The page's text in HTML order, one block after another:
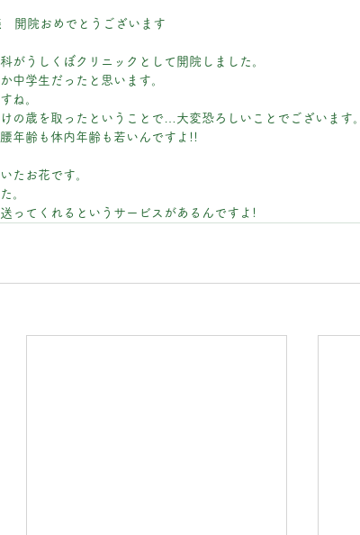
開院おめでとうございます
がうしくぼクリニックとして開院しました。
中学生だったと思います。
ね。
の歳を取ったということで…大変恐ろしいことでございます。
年齢も体内年齢も若いんですよ!!
たお花です。
。
ってくれるというサービスがあるんですよ!